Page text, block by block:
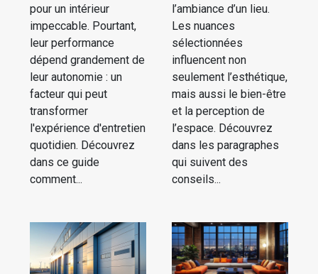
pour un intérieur
impeccable. Pourtant,
leur performance
dépend grandement de
leur autonomie : un
facteur qui peut
transformer
l'expérience d'entretien
quotidien. Découvrez
dans ce guide
comment...
l’ambiance d’un lieu.
Les nuances
sélectionnées
influencent non
seulement l’esthétique,
mais aussi le bien-être
et la perception de
l’espace. Découvrez
dans les paragraphes
qui suivent des
conseils...